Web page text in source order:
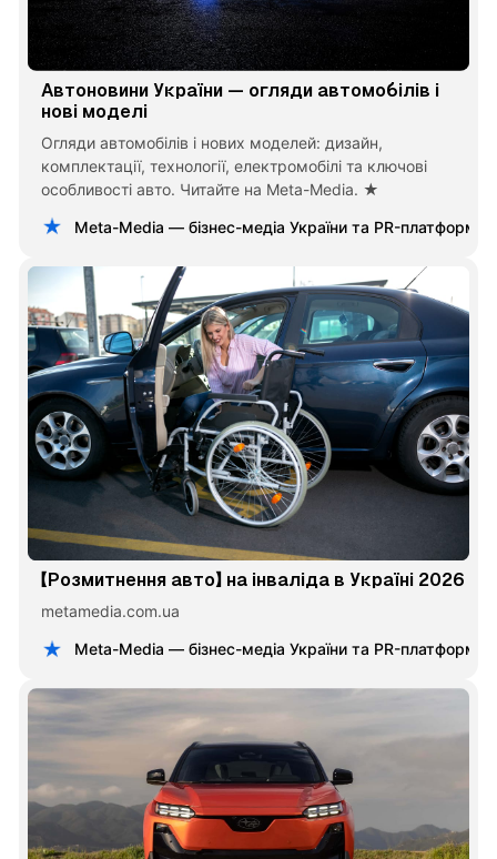
Автоновини України — огляди автомобілів і
нові моделі
Огляди автомобілів і нових моделей: дизайн,
комплектації, технології, електромобілі та ключові
особливості авто. Читайте на Meta-Media. ★
Meta-Media — бізнес-медіа України та PR-платформа
【Розмитнення авто】 на інваліда в Україні 2026
metamedia.com.ua
Meta-Media — бізнес-медіа України та PR-платформа